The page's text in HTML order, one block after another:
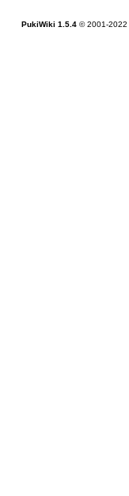
PukiWiki 1.5.4© 2001-2022